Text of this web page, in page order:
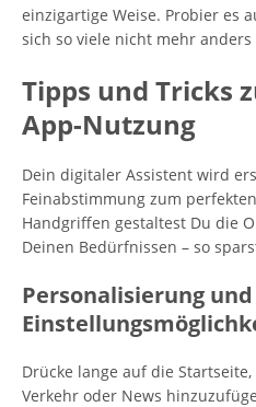
einzigartige Weise. Probier es
sich so viele nicht mehr
Tipps und Tricks
App-Nutzung
Dein digitaler Assistent wird
Feinabstimmung zum
Handgriffen gestaltest Du die
Deinen Bedürfnissen – so
Personalisierung und
Drücke lange auf die
Verkehr oder News